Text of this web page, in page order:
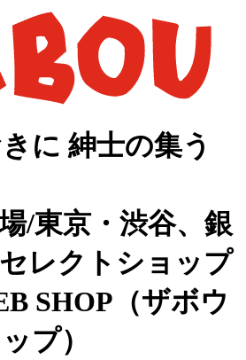
に 紳士の集う
/東京・渋谷、銀
レクトショップ
SHOP（ザボウ
プ）